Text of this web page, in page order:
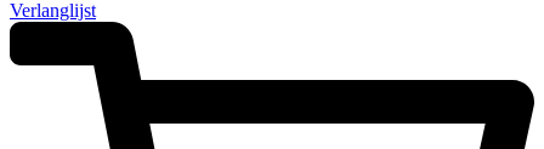
Verlanglijst